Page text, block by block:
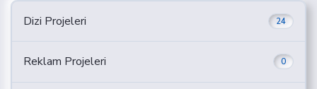
Dizi Projeleri 24
Reklam Projeleri 0